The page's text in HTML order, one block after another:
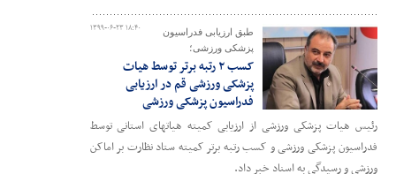
۱۳۹۹-۰۶-۲۳ ۱۸:۴۰
طبق ارزیابی فدراسیون
پزشکی ورزشی؛
کسب ۲ رتبه برتر توسط هیات
پزشکی ورزشی قم در ارزیابی
فدراسیون پزشکی ورزشی
رئیس هیات پزشکی ورزشی از ارزیابی کمیته هیاتهای استانی توسط
فدراسیون پزشکی ورزشی و کسب رتبه برتر کمیته ستاد نظارت بر اماکن
ورزشی و رسیدگی به اسناد خبر داد.